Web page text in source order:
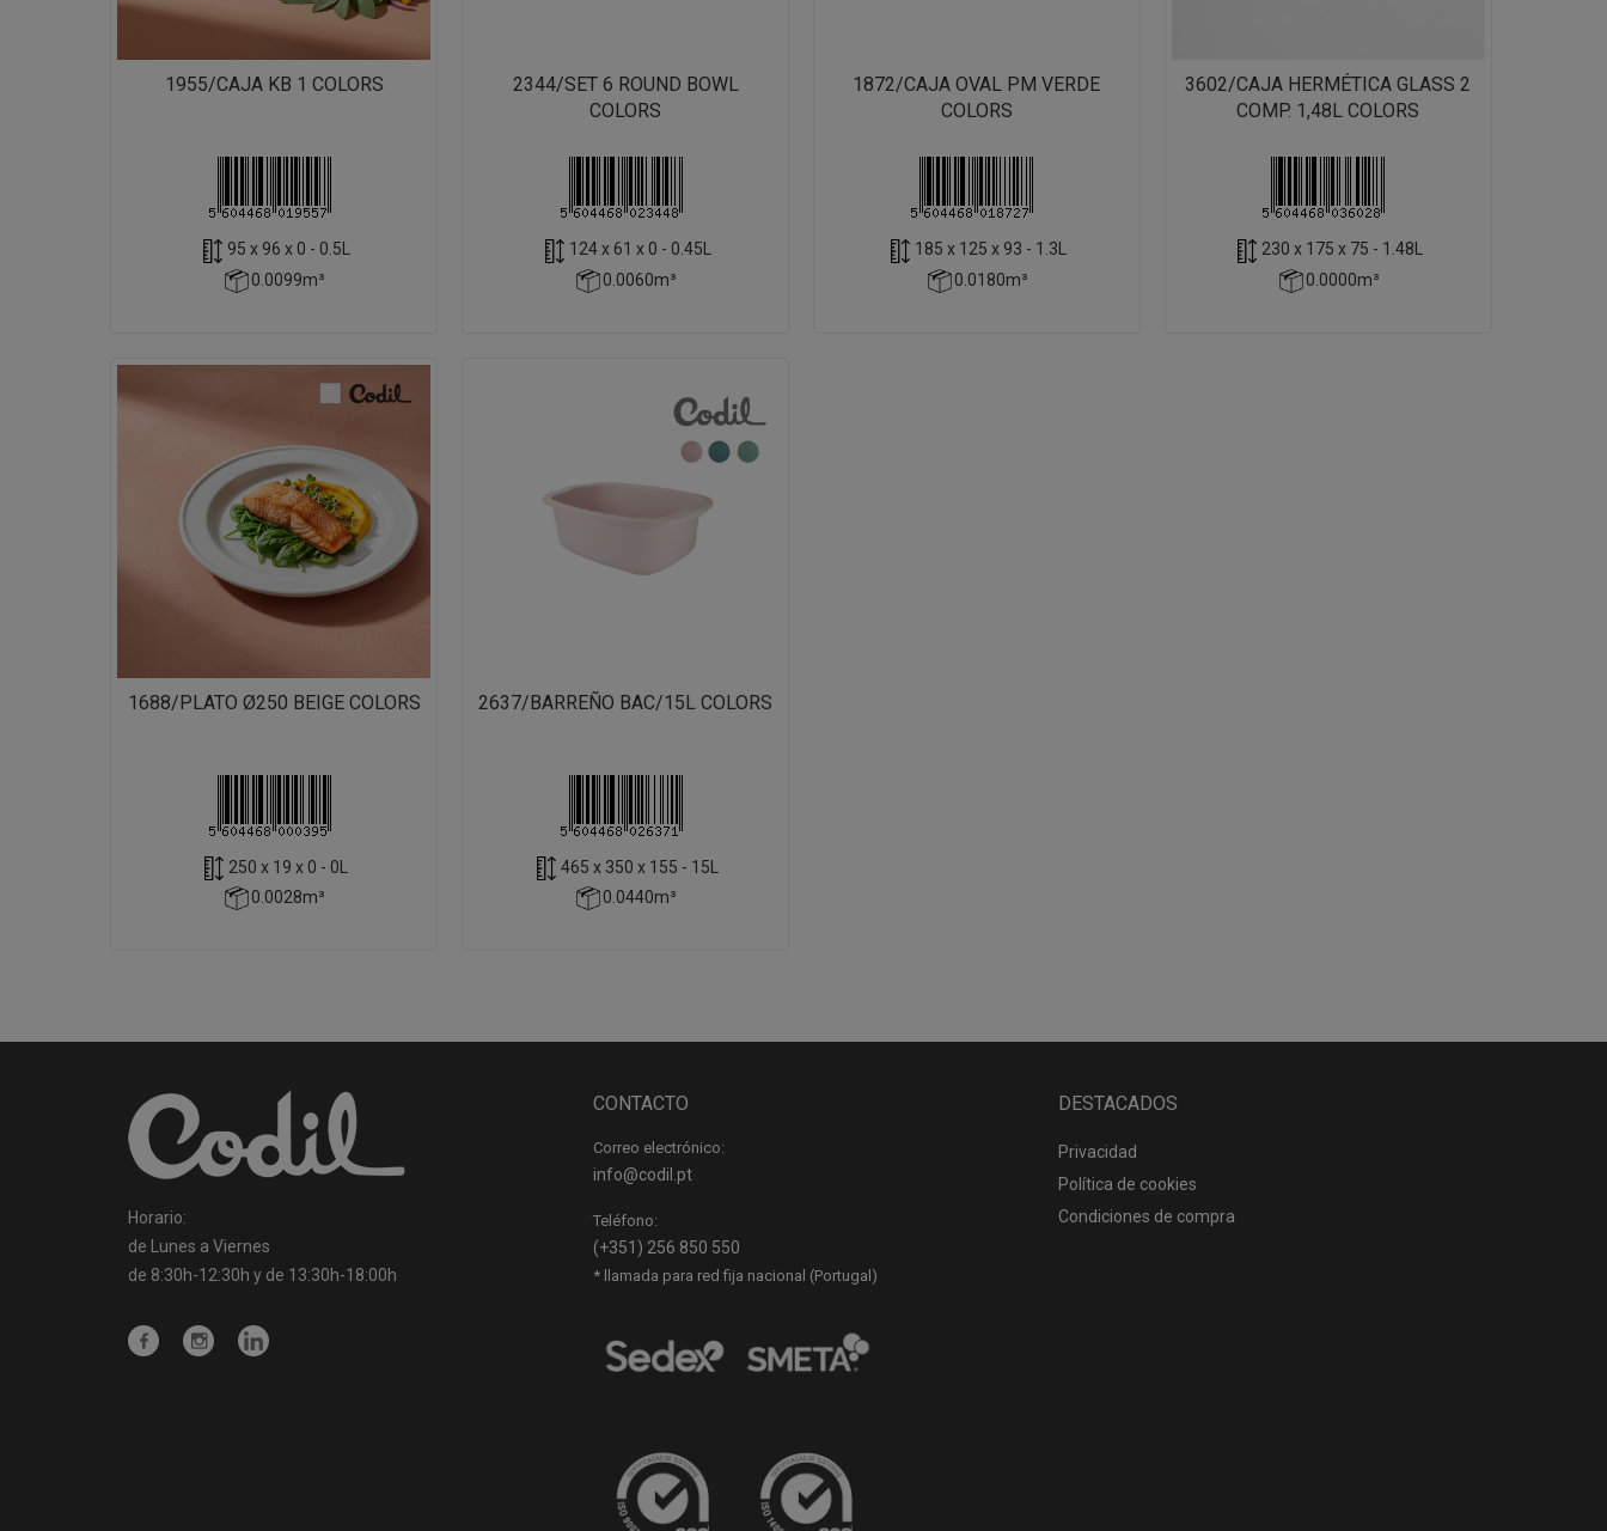
1955/CAJA KB 1 COLORS
95 x 96 x 0 - 0.5L
0.0099m³
2344/SET 6 ROUND BOWL
COLORS
124 x 61 x 0 - 0.45L
0.0060m³
1872/CAJA OVAL PM VERDE
COLORS
185 x 125 x 93 - 1.3L
0.0180m³
3602/CAJA HERMÉTICA GLASS 2
COMP. 1,48L COLORS
230 x 175 x 75 - 1.48L
0.0000m³
1688/PLATO Ø250 BEIGE COLORS
250 x 19 x 0 - 0L
0.0028m³
2637/BARREÑO BAC/15L COLORS
465 x 350 x 155 - 15L
0.0440m³
Horario:
de Lunes a Viernes
de 8:30h-12:30h y de 13:30h-18:00h
CONTACTO
Correo electrónico:
info@codil.pt
Teléfono:
(+351) 256 850 550
* llamada para red fija nacional (Portugal)
DESTACADOS
Privacidad
Política de cookies
Condiciones de compra